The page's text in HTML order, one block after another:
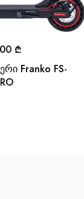
Franko FS-
₾